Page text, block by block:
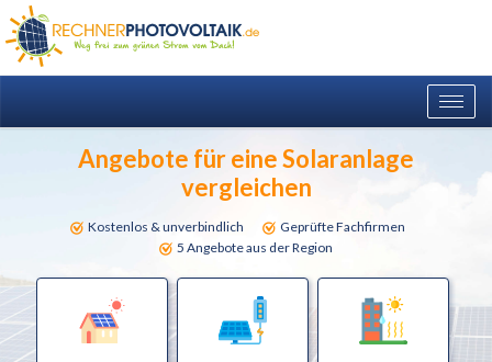
Angebote für eine Solaranlage
vergleichen
Kostenlos & unverbindlich
Geprüfte Fachfirmen
5 Angebote aus der Region